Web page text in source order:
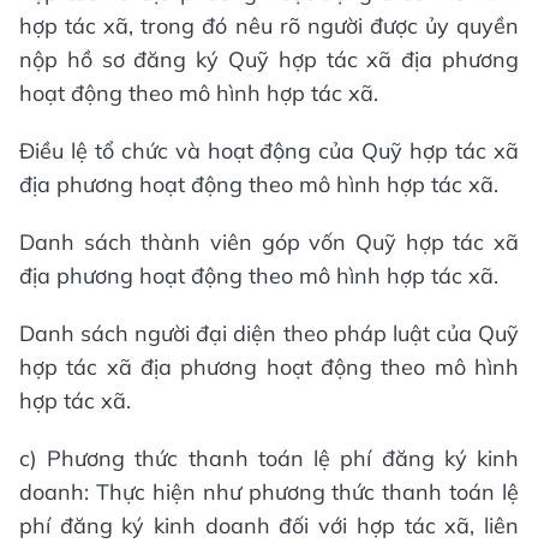
hợp tác xã, trong đó nêu rõ người được ủy quyền
nộp hồ sơ đăng ký Quỹ hợp tác xã địa phương
hoạt động theo mô hình hợp tác xã.
Điều lệ tổ chức và hoạt động của Quỹ hợp tác xã
địa phương hoạt động theo mô hình hợp tác xã.
Danh sách thành viên góp vốn Quỹ hợp tác xã
địa phương hoạt động theo mô hình hợp tác xã.
Danh sách người đại diện theo pháp luật của Quỹ
hợp tác xã địa phương hoạt động theo mô hình
hợp tác xã.
c) Phương thức thanh toán lệ phí đăng ký kinh
doanh: Thực hiện như phương thức thanh toán lệ
phí đăng ký kinh doanh đối với hợp tác xã, liên